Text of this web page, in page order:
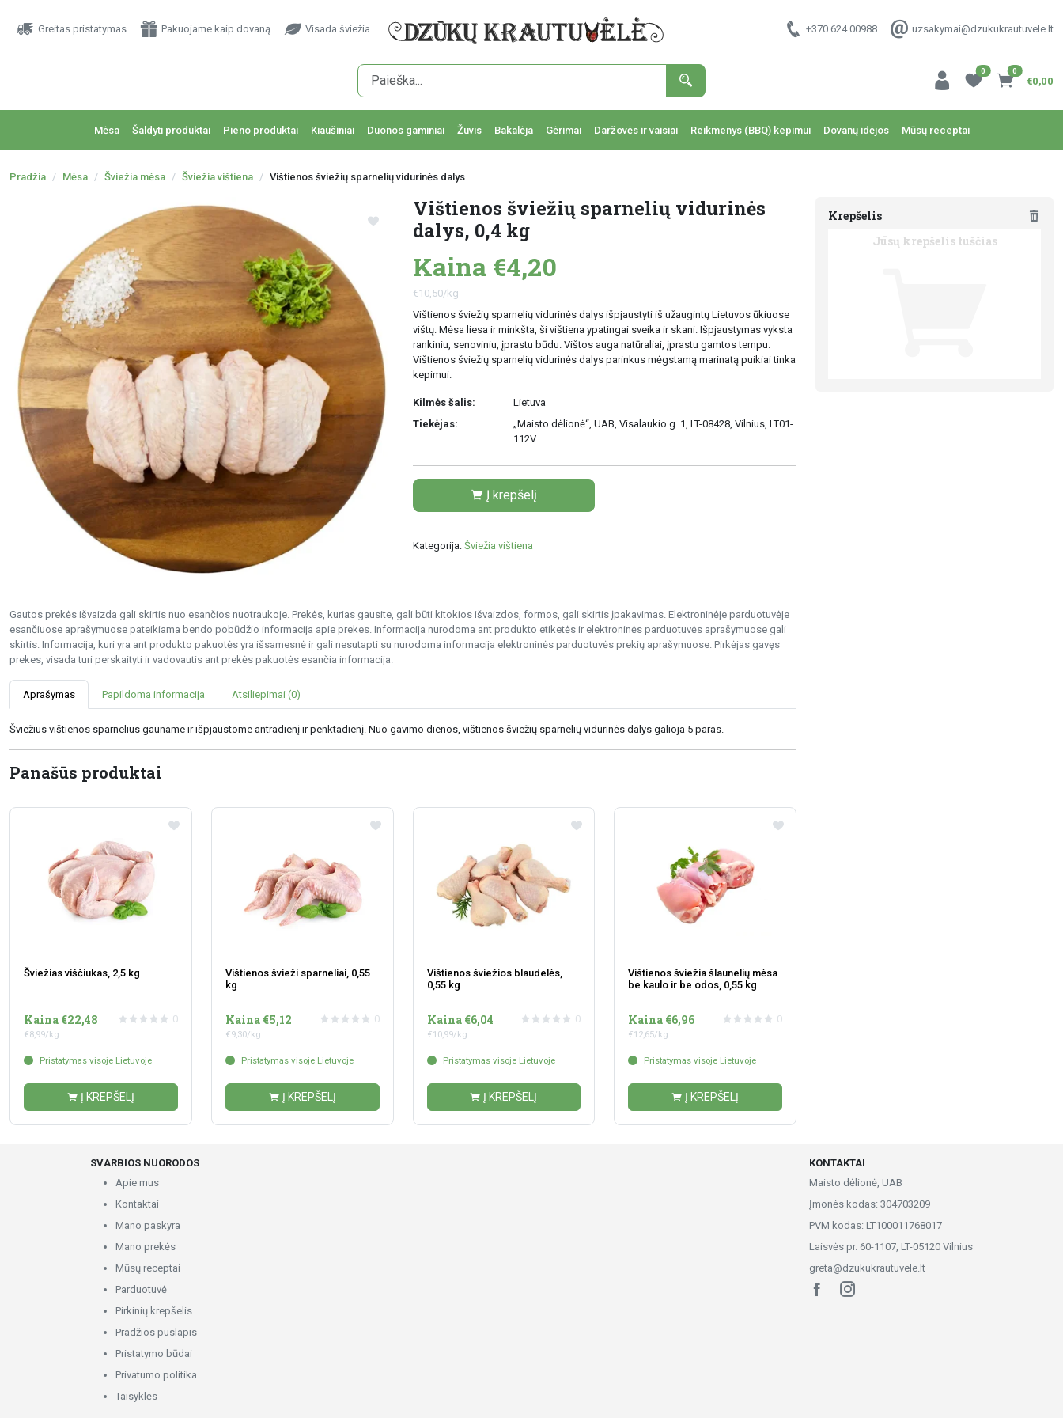
Greitas pristatymas Pakuojame kaip dovaną Visada šviežia +370 624 00988 uzsakymai@dzukukrautuvele.lt
0 0
€0,00
Mėsa Šaldyti produktai Pieno produktai Kiaušiniai Duonos gaminiai Žuvis Bakalėja Gėrimai Daržovės ir vaisiai Reikmenys (BBQ) kepimui Dovanų idėjos Mūsų receptai
Pradžia Mėsa Šviežia mėsa Šviežia vištiena Vištienos šviežių sparnelių vidurinės dalys
Vištienos šviežių sparnelių vidurinės
dalys, 0,4 kg
Kaina €4,20
€10,50/kg
Vištienos šviežių sparnelių vidurinės dalys išpjaustyti iš užaugintų Lietuvos ūkiuose
vištų. Mėsa liesa ir minkšta, ši vištiena ypatingai sveika ir skani. Išpjaustymas vyksta
rankiniu, senoviniu, įprastu būdu. Vištos auga natūraliai, įprastu gamtos tempu.
Vištienos šviežių sparnelių vidurinės dalys parinkus mėgstamą marinatą puikiai tinka
kepimui.
Kilmės šalis:
Lietuva
Tiekėjas:
„Maisto dėlionė“, UAB, Visalaukio g. 1, LT-08428, Vilnius, LT01-
112V
Į krepšelį
Kategorija: Šviežia vištiena
Gautos prekės išvaizda gali skirtis nuo esančios nuotraukoje. Prekės, kurias gausite, gali būti kitokios išvaizdos, formos, gali skirtis įpakavimas. Elektroninėje parduotuvėje
esančiuose aprašymuose pateikiama bendo pobūdžio informacija apie prekes. Informacija nurodoma ant produkto etiketės ir elektroninės parduotuvės aprašymuose gali
skirtis. Informacija, kuri yra ant produkto pakuotės yra išsamesnė ir gali nesutapti su nurodoma informacija elektroninės parduotuvės prekių aprašymuose. Pirkėjas gavęs
prekes, visada turi perskaityti ir vadovautis ant prekės pakuotės esančia informacija.
Aprašymas Papildoma informacija Atsiliepimai (0)
Šviežius vištienos sparnelius gauname ir išpjaustome antradienį ir penktadienį. Nuo gavimo dienos, vištienos šviežių sparnelių vidurinės dalys galioja 5 paras.
Panašūs produktai
Šviežias viščiukas, 2,5 kg
Kaina €22,48
€8,99/kg
0
Pristatymas visoje Lietuvoje
Į KREPŠELĮ
Vištienos švieži sparneliai, 0,55
kg
Kaina €5,12
€9,30/kg
0
Pristatymas visoje Lietuvoje
Į KREPŠELĮ
Vištienos šviežios blaudelės,
0,55 kg
Kaina €6,04
€10,99/kg
0
Pristatymas visoje Lietuvoje
Į KREPŠELĮ
Vištienos šviežia šlaunelių mėsa
be kaulo ir be odos, 0,55 kg
Kaina €6,96
€12,65/kg
0
Pristatymas visoje Lietuvoje
Į KREPŠELĮ
Krepšelis
Jūsų krepšelis tuščias
SVARBIOS NUORODOS
Apie mus
Kontaktai
Mano paskyra
Mano prekės
Mūsų receptai
Parduotuvė
Pirkinių krepšelis
Pradžios puslapis
Pristatymo būdai
Privatumo politika
Taisyklės
KONTAKTAI
Maisto dėlionė, UAB
Įmonės kodas: 304703209
PVM kodas: LT100011768017
Laisvės pr. 60-1107, LT-05120 Vilnius
greta@dzukukrautuvele.lt